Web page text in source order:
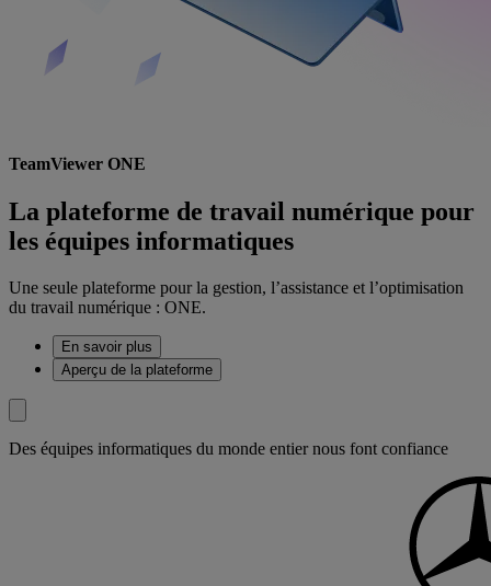
TeamViewer ONE
La plateforme de travail numérique pour
les équipes informatiques
Une seule plateforme pour la gestion, l’assistance et l’optimisation
du travail numérique : ONE.
En savoir plus
Aperçu de la plateforme
Des équipes informatiques du monde entier nous font confiance